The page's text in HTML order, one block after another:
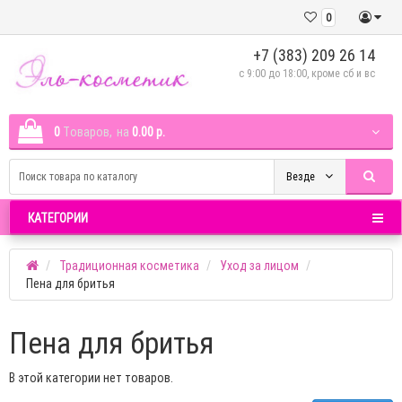
0
+7 (383) 209 26 14
c 9:00 до 18:00, кроме сб и вс
0 Tоваров, на 0.00 р.
Везде
КАТЕГОРИИ
Традиционная косметика
Уход за лицом
Пена для бритья
Пена для бритья
В этой категории нет товаров.